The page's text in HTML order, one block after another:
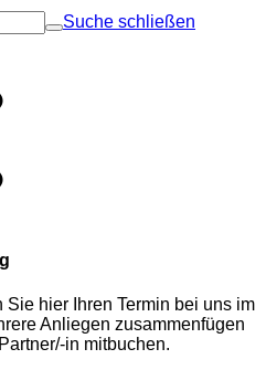
Suche schließen
Sie hier Ihren Termin bei uns im
Anliegen zusammenfügen
in mitbuchen.